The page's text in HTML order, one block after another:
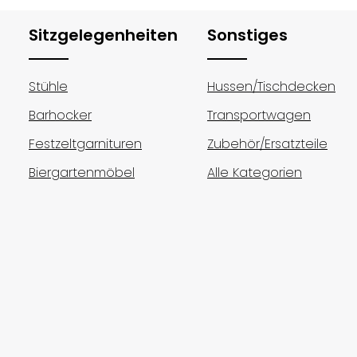
Sitzgelegenheiten
Stühle
Barhocker
Festzeltgarnituren
Biergartenmöbel
Sonstiges
Hussen/Tischdecken
Transportwagen
Zubehör/Ersatzteile
Alle Kategorien